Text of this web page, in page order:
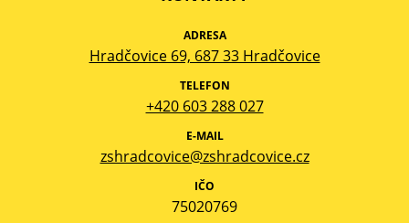
ADRESA
Hradčovice 69, 687 33 Hradčovice
TELEFON
+420 603 288 027
E-MAIL
zshradcovice@zshradcovice.cz
IČO
75020769